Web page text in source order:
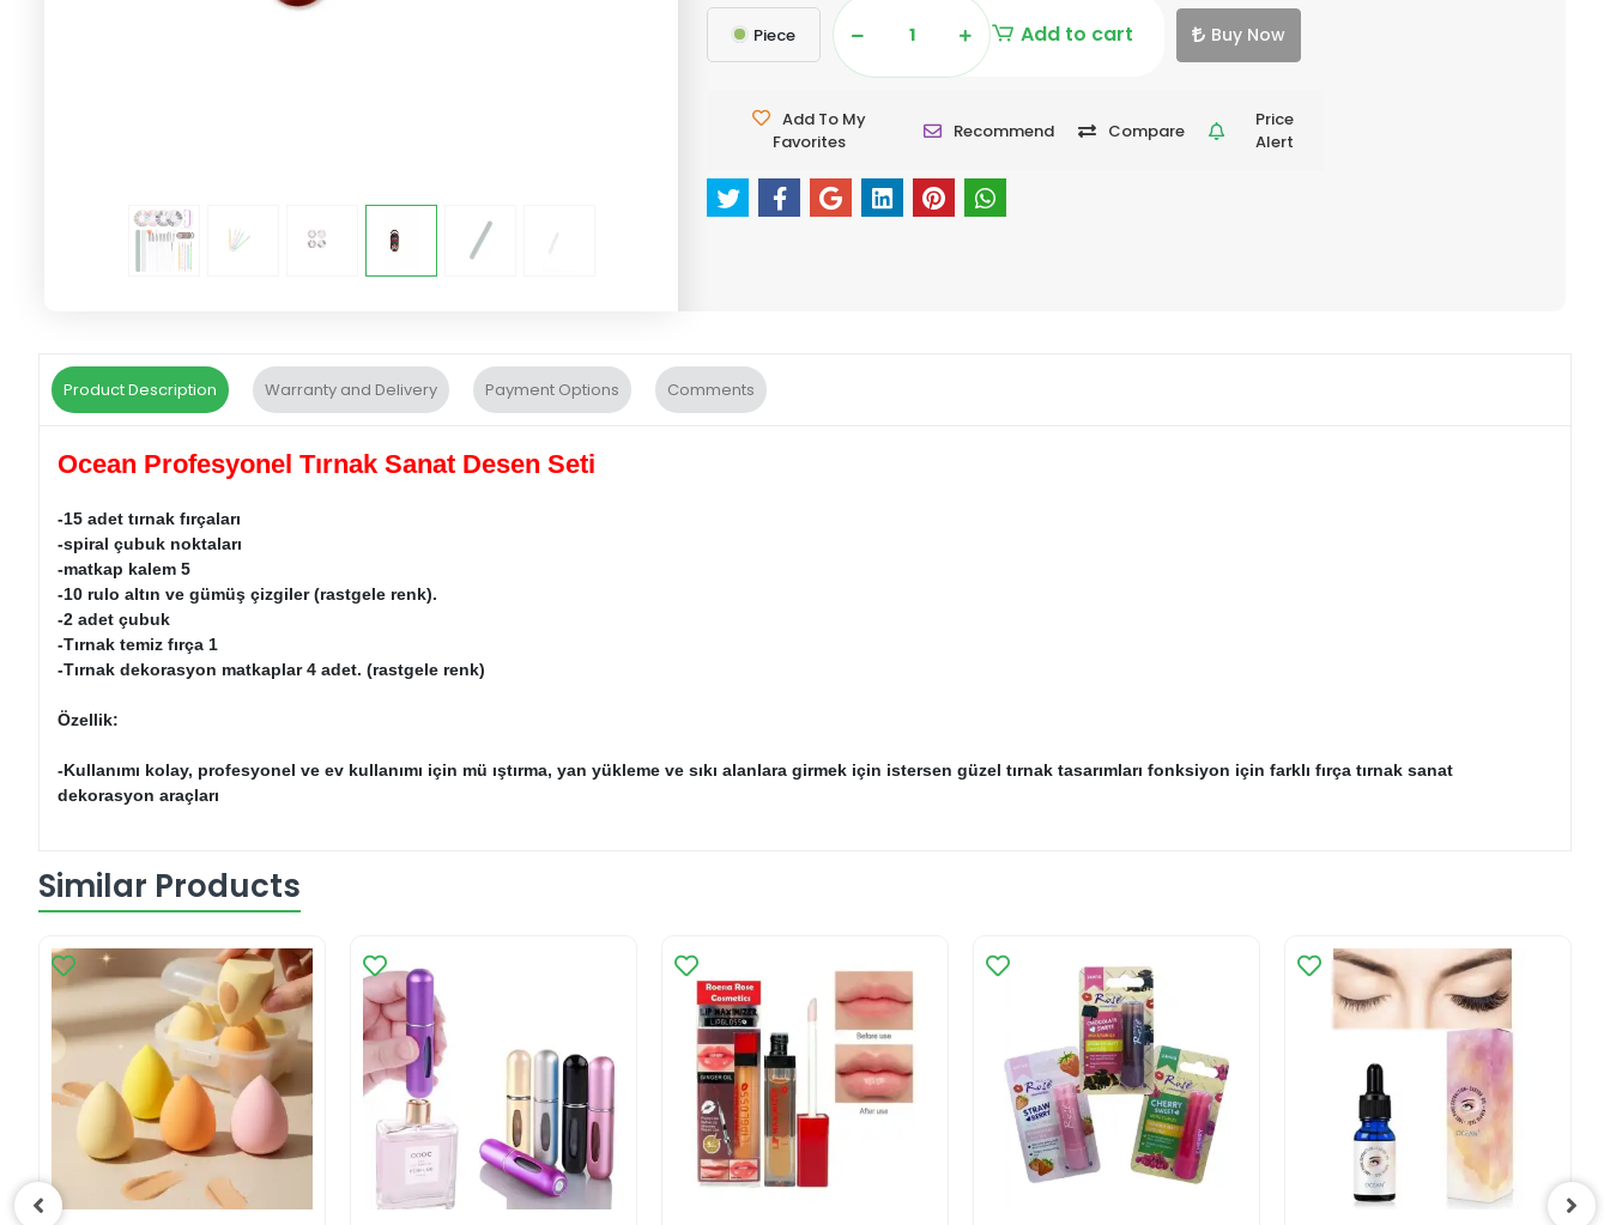
Piece Add to cart Buy Now
Add To My
Favorites
Recommend Compare
Price
Alert
Product Description Warranty and Delivery Payment Options Comments
Ocean Profesyonel Tırnak Sanat Desen Seti
-15 adet tırnak fırçaları
-spiral çubuk noktaları
-matkap kalem 5
-10 rulo altın ve gümüş çizgiler (rastgele renk).
-2 adet çubuk
-Tırnak temiz fırça 1
-Tırnak dekorasyon matkaplar 4 adet. (rastgele renk)
Özellik:
-Kullanımı kolay, profesyonel ve ev kullanımı için mü ıştırma, yan yükleme ve sıkı alanlara girmek için istersen güzel tırnak tasarımları fonksiyon için farklı fırça tırnak sanat
dekorasyon araçları
Similar Products